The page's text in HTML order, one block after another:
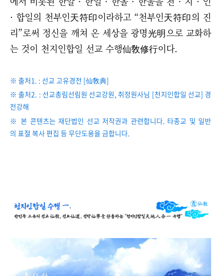
· 합일의 천부인天符印이라하고 “천부인天符印의 진
리”로써 정신을 깨쳐 온 세상을 광명光明으로 교화하
는 것이 천지인합일 선교 수행仙敎修行이다.
※ 출처1. : 선교 고유경전 [仙敎典]
※ 출처2. : 선교총림선림원 선교강원, 취정원사님 [천지인합일 선교] 경
전강해
※ 본 콘텐츠는 재단법인 선교 저작권과 관련합니다. 타종교 및 일반
의 표절 복사 편집 등 무단도용을 금합니다.